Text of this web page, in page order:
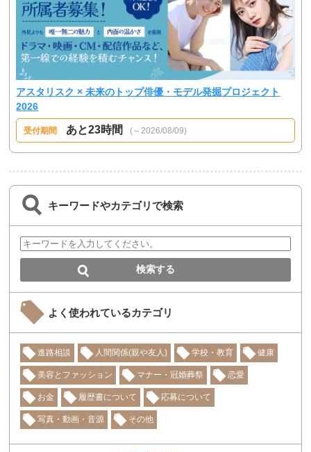
アスタリスク × 未来のトップ俳優・モデル発掘プロジェクト
2026
受付期間 あと23時間 (～2026/08/09)
キーワードやカテゴリで検索
よく使われているカテゴリ
進路相談 人間関係(親や友人) 学校・教育 健康
美容とファッション マナー・冠婚葬祭 恋愛
お金 履歴書について 応募について
写真・動画・音源 その他